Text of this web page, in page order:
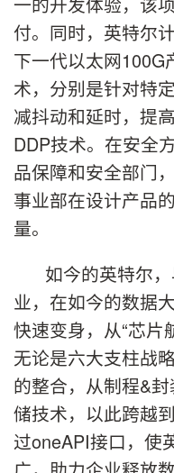
付。同时，英特尔
下一代以太网100G
术，分别是针对特
减抖动和延时，提
DDP技术。在安全
品保障和安全部门
事业部在设计产品
量。
如今的英特尔
业，在如今的数据
快速变身，从“芯片
无论是六大支柱战
的整合，从制程&
储技术，以此跨越
过oneAPI接口，使